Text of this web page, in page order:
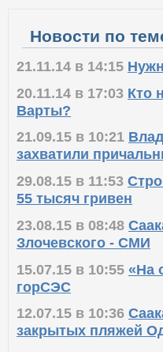
Новости по
21.11.14 в 14:15
20.11.14 в 17:03 Кто
Варты?
21.09.15 в 10:21
захватили
29.08.15 в 11:53
55 тысяч гривен
23.08.15 в 08:48
Злочевского - СМИ
15.07.15 в 10:55 «На
горСЭС
12.07.15 в 10:36
закрытых пляжей